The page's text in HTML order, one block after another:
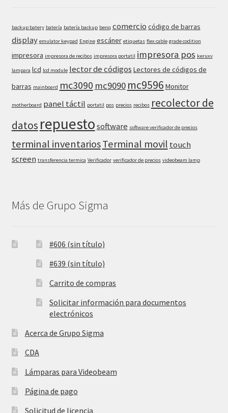
backup batery batería batería backup benq comercio código de barras
display emulator keypad Engine escáner etiquetas flex cable grade codition
impresora impresora de recibos impresora portatil impresora pos keruxv
lampara lcd lcd module lector de códigos Lectores de códigos de
barras mainboard mc3090 mc9090 mc9596 Monitor
motherboard panel táctil portatil pos precios recibos recolector de
datos repuestosoftware software verificador de precios
terminal inventariosTerminal movil touch
screen transferencia termica Verificador verificador de precios videobeam lamp
Más de Grupo Sigma
#606 (sin título)
#639 (sin título)
Carrito de compras
Solicitar información para documentos
electrónicos
Acerca de Grupo Sigma
CDA
Lámparas para Videobeam
Página de pago
Solicitud de licencia